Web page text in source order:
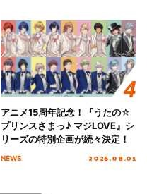
アニメ15周年記念！『うたの☆
プリンスさまっ♪ マジLOVE』シ
リーズの特別企画が続々決定！
NEWS 2026.08.01